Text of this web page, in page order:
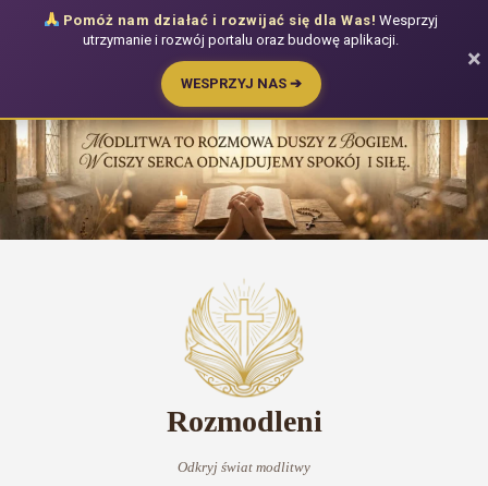
do
treści
Rozmodleni
Odkryj świat modlitwy
Pomóż nam działać i rozwijać się dla Was! Wesprzyj
utrzymanie i rozwój portalu oraz budowę aplikacji.
WESPRZYJ NAS ➔
×